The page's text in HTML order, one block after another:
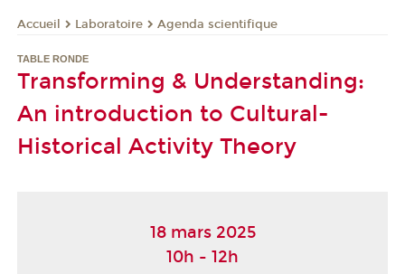
Accueil Laboratoire Agenda scientifique
TABLE RONDE
Transforming & Understanding:
An introduction to Cultural-
Historical Activity Theory
18 mars 2025
10h - 12h